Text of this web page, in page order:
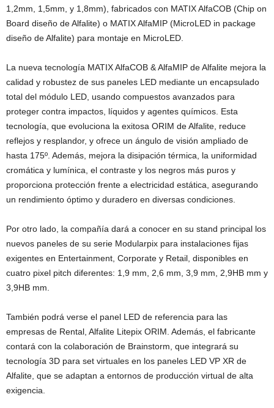
1,2mm, 1,5mm, y 1,8mm), fabricados con MATIX AlfaCOB (Chip on
Board diseño de Alfalite) o MATIX AlfaMIP (MicroLED in package
diseño de Alfalite) para montaje en MicroLED.
La nueva tecnología MATIX AlfaCOB & AlfaMIP de Alfalite mejora la
calidad y robustez de sus paneles LED mediante un encapsulado
total del módulo LED, usando compuestos avanzados para
proteger contra impactos, líquidos y agentes químicos. Esta
tecnología, que evoluciona la exitosa ORIM de Alfalite, reduce
reflejos y resplandor, y ofrece un ángulo de visión ampliado de
hasta 175º. Además, mejora la disipación térmica, la uniformidad
cromática y lumínica, el contraste y los negros más puros y
proporciona protección frente a electricidad estática, asegurando
un rendimiento óptimo y duradero en diversas condiciones.
Por otro lado, la compañía dará a conocer en su stand principal los
nuevos paneles de su serie Modularpix para instalaciones fijas
exigentes en Entertainment, Corporate y Retail, disponibles en
cuatro pixel pitch diferentes: 1,9 mm, 2,6 mm, 3,9 mm, 2,9HB mm y
3,9HB mm.
También podrá verse el panel LED de referencia para las
empresas de Rental, Alfalite Litepix ORIM. Además, el fabricante
contará con la colaboración de Brainstorm, que integrará su
tecnología 3D para set virtuales en los paneles LED VP XR de
Alfalite, que se adaptan a entornos de producción virtual de alta
exigencia.